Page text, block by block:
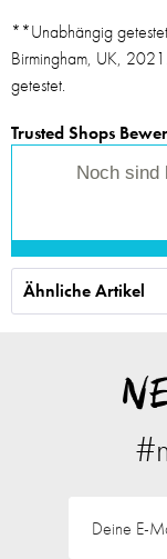
**Unabhängig
Birmingham, UK,
getestet.
Trusted Shops
Noch sind
Ähnliche Artikel